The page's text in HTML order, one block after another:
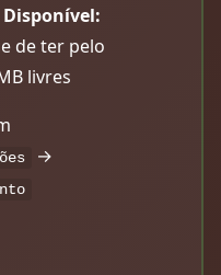
de ter pelo
livres
→